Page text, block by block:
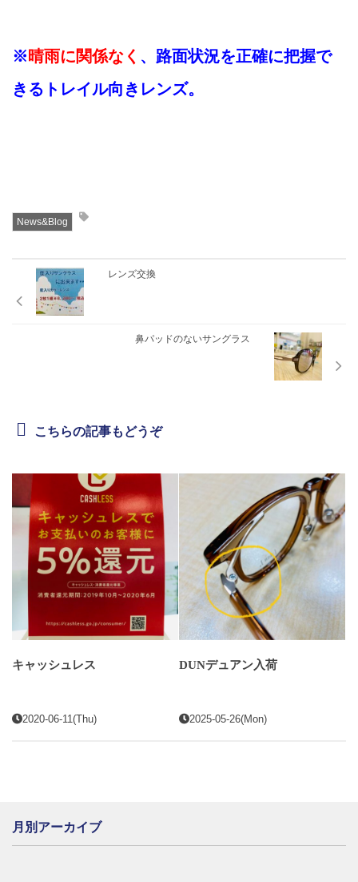
※ 晴雨に関係なく 、路面状況を正確に把握で
きるトレイル向きレンズ。
News&Blog
レンズ交換
鼻パッドのないサングラス
こちらの記事もどうぞ
キャッシュレス
2020-06-11(Thu)
DUNデュアン入荷
2025-05-26(Mon)
月別アーカイブ